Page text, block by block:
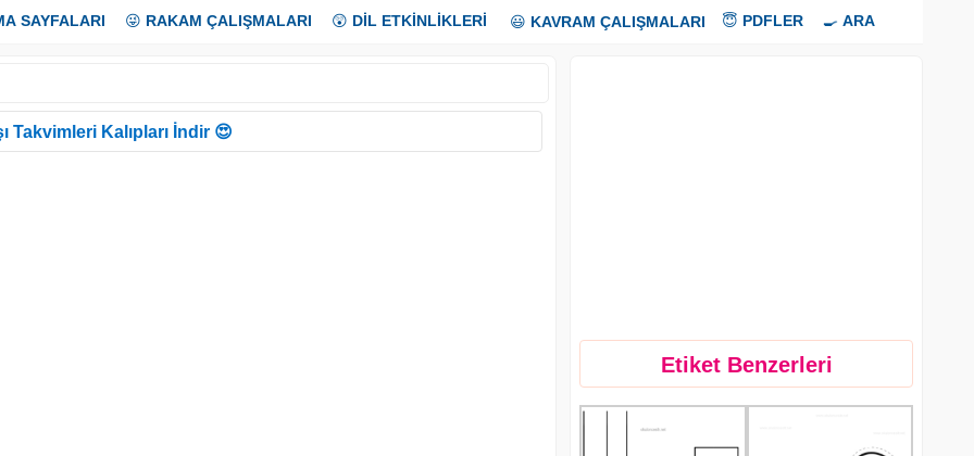
SAYFALARI 😜 RAKAM ÇALIŞMALARI 😲 DİL ETKİNLİKLERİ 😃 KAVRAM ÇALIŞMALARI 😇 PDFLER 🍳 ARA
Takvimleri Kalıpları İndir 😍
Etiket Benzerleri